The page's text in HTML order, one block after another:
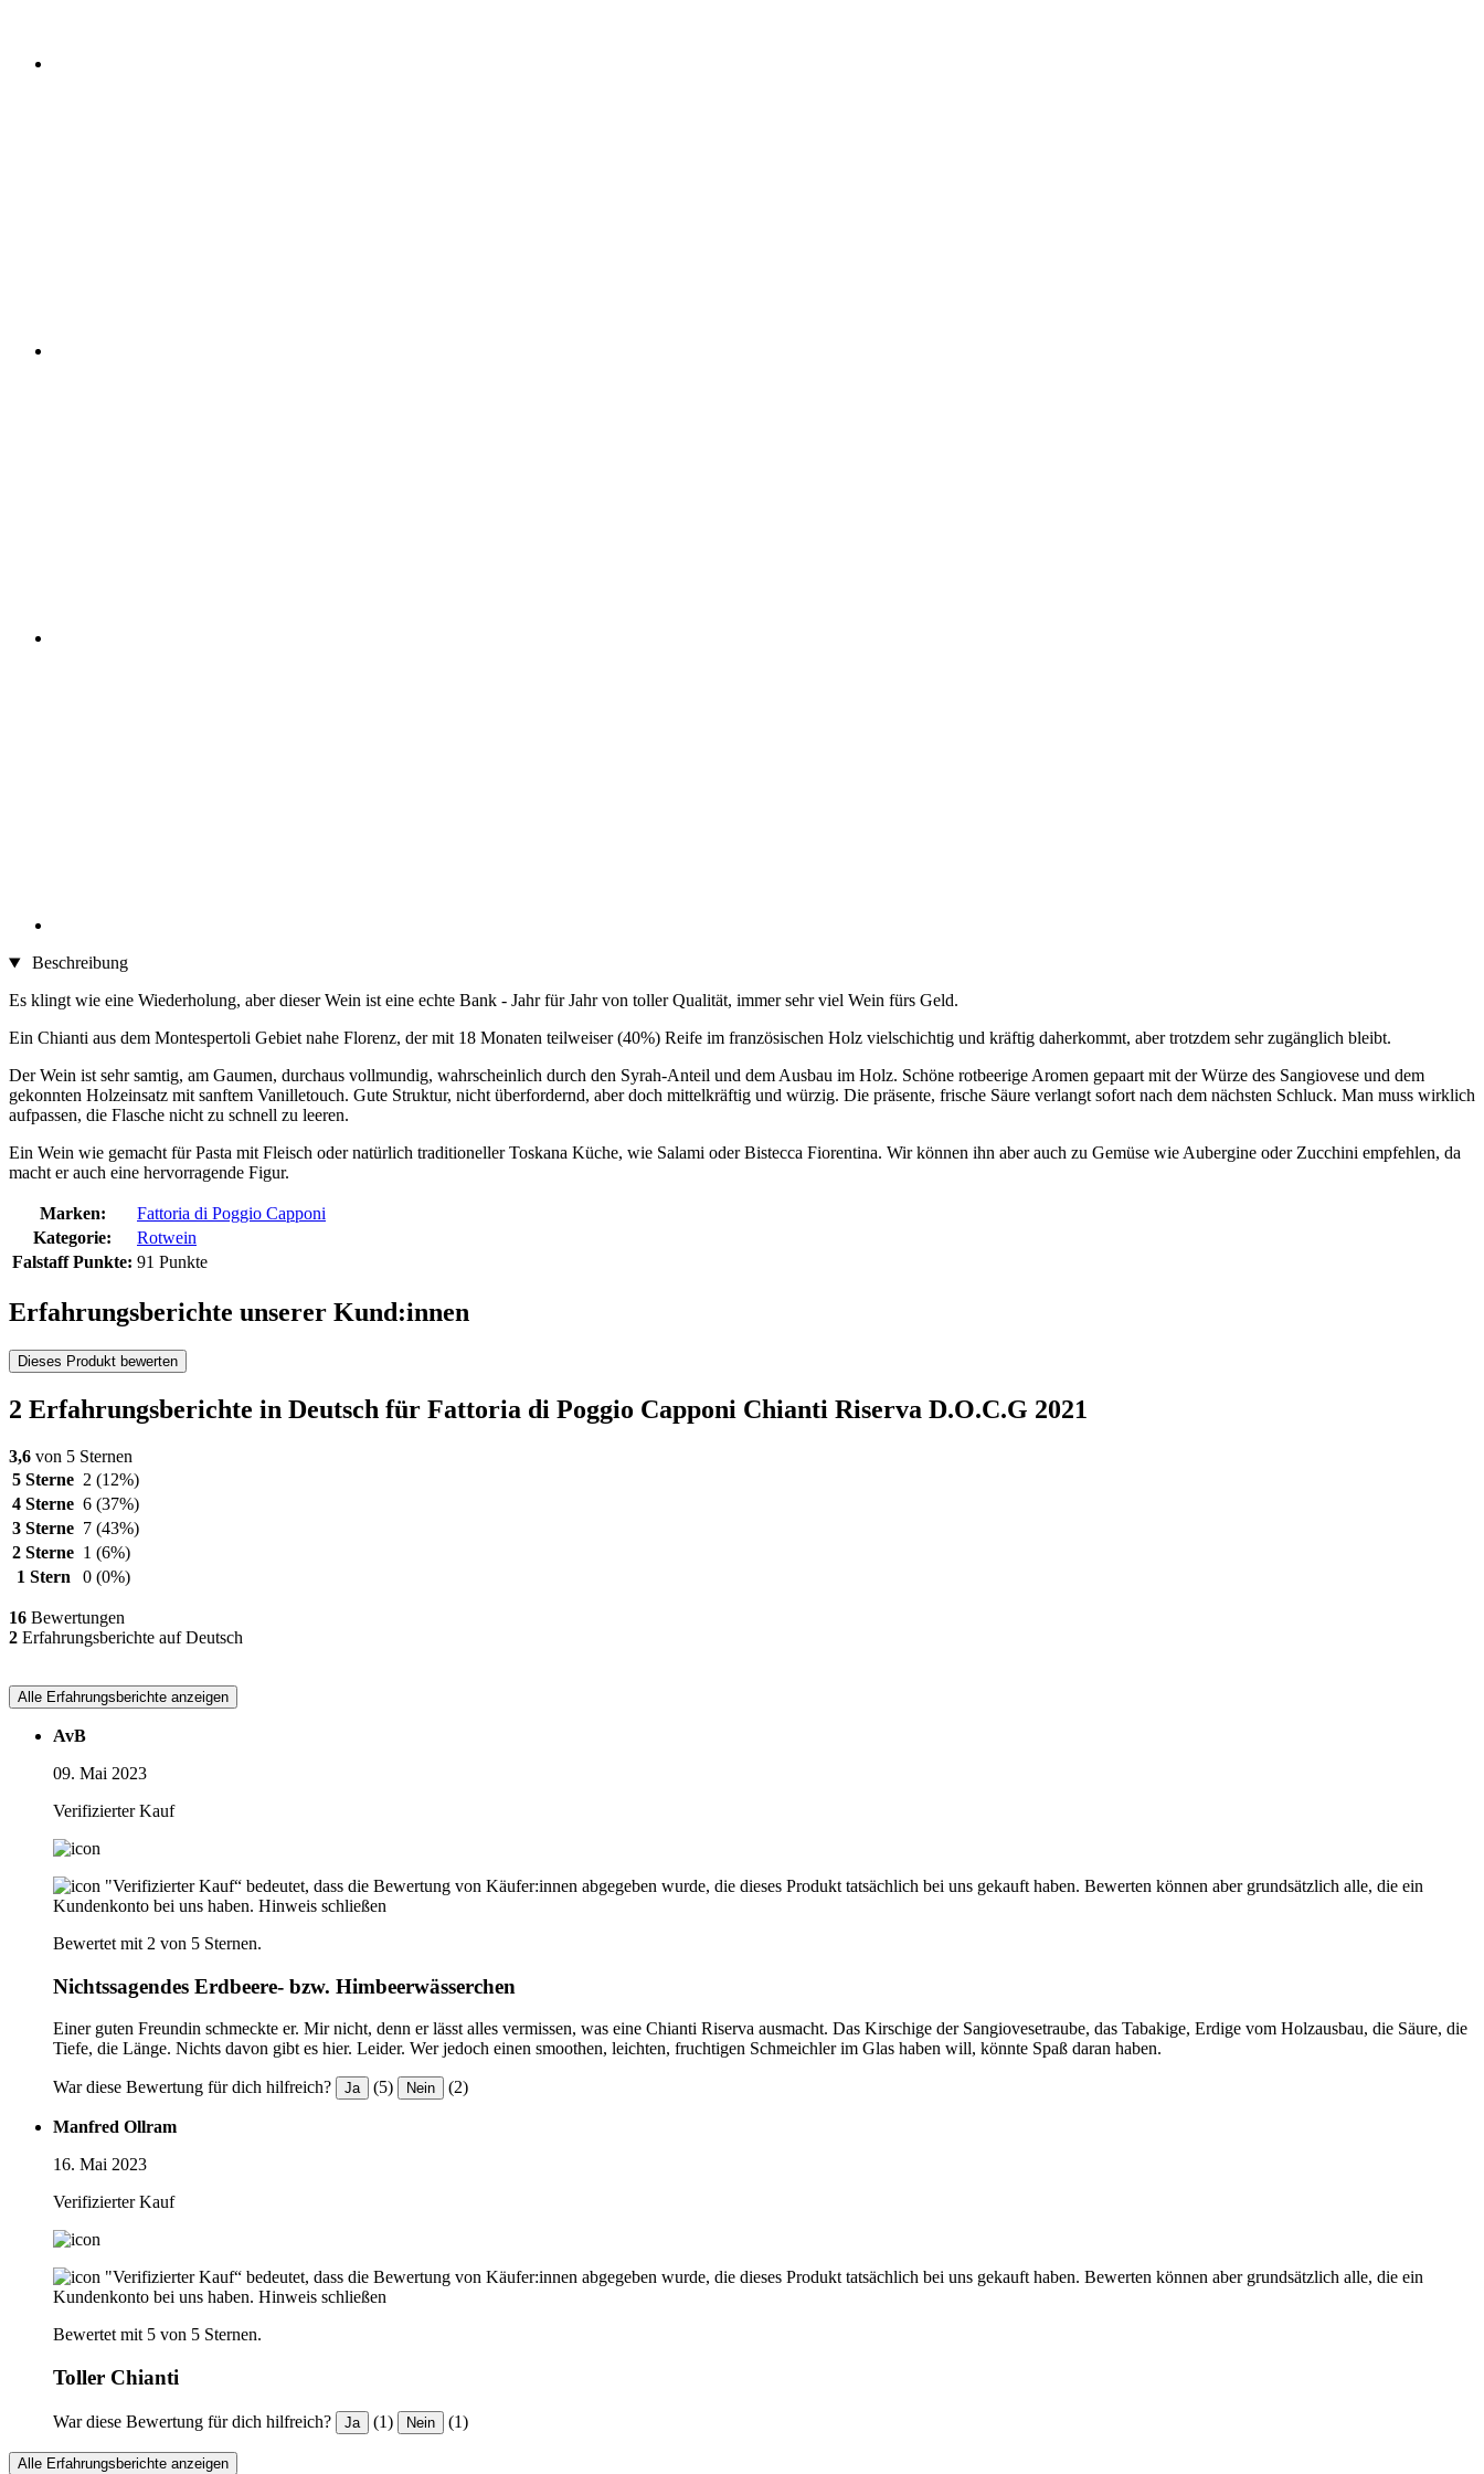
Beschreibung
Es klingt wie eine Wiederholung, aber dieser Wein ist eine echte Bank - Jahr für Jahr von toller Qualität, immer sehr viel Wein fürs Geld.
Ein Chianti aus dem Montespertoli Gebiet nahe Florenz, der mit 18 Monaten teilweiser (40%) Reife im französischen Holz vielschichtig und kräftig daherkommt, aber trotzdem sehr zugänglich bleibt.
Der Wein ist sehr samtig, am Gaumen, durchaus vollmundig, wahrscheinlich durch den Syrah-Anteil und dem Ausbau im Holz. Schöne rotbeerige Aromen gepaart mit der Würze des Sangiovese und dem
gekonnten Holzeinsatz mit sanftem Vanilletouch. Gute Struktur, nicht überfordernd, aber doch mittelkräftig und würzig. Die präsente, frische Säure verlangt sofort nach dem nächsten Schluck. Man muss wirklich
aufpassen, die Flasche nicht zu schnell zu leeren.
Ein Wein wie gemacht für Pasta mit Fleisch oder natürlich traditioneller Toskana Küche, wie Salami oder Bistecca Fiorentina. Wir können ihn aber auch zu Gemüse wie Aubergine oder Zucchini empfehlen, da
macht er auch eine hervorragende Figur.
Marken:
Fattoria di Poggio Capponi
Kategorie:
Rotwein
Falstaff Punkte: 91 Punkte
Erfahrungsberichte unserer Kund:innen
Dieses Produkt bewerten
2 Erfahrungsberichte in Deutsch für Fattoria di Poggio Capponi Chianti Riserva D.O.C.G 2021
3,6 von 5 Sternen
5 Sterne 2 (12%)
4 Sterne 6 (37%)
3 Sterne 7 (43%)
2 Sterne 1 (6%)
1 Stern
0 (0%)
16 Bewertungen
2 Erfahrungsberichte auf Deutsch
Alle Erfahrungsberichte anzeigen
AvB
09. Mai 2023
Verifizierter Kauf
"Verifizierter Kauf“ bedeutet, dass die Bewertung von Käufer:innen abgegeben wurde, die dieses Produkt tatsächlich bei uns gekauft haben. Bewerten können aber grundsätzlich alle, die ein
Kundenkonto bei uns haben. Hinweis schließen
Bewertet mit 2 von 5 Sternen.
Nichtssagendes Erdbeere- bzw. Himbeerwässerchen
Einer guten Freundin schmeckte er. Mir nicht, denn er lässt alles vermissen, was eine Chianti Riserva ausmacht. Das Kirschige der Sangiovesetraube, das Tabakige, Erdige vom Holzausbau, die Säure, die
Tiefe, die Länge. Nichts davon gibt es hier. Leider. Wer jedoch einen smoothen, leichten, fruchtigen Schmeichler im Glas haben will, könnte Spaß daran haben.
War diese Bewertung für dich hilfreich? Ja (5) Nein (2)
Manfred Ollram
16. Mai 2023
Verifizierter Kauf
"Verifizierter Kauf“ bedeutet, dass die Bewertung von Käufer:innen abgegeben wurde, die dieses Produkt tatsächlich bei uns gekauft haben. Bewerten können aber grundsätzlich alle, die ein
Kundenkonto bei uns haben. Hinweis schließen
Bewertet mit 5 von 5 Sternen.
Toller Chianti
War diese Bewertung für dich hilfreich? Ja (1) Nein (1)
Alle Erfahrungsberichte anzeigen